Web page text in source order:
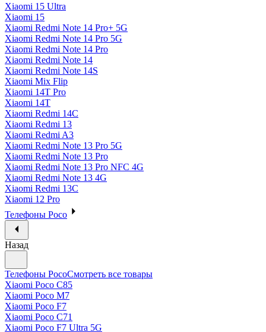
Xiaomi 15 Ultra
Xiaomi 15
Xiaomi Redmi Note 14 Pro+ 5G
Xiaomi Redmi Note 14 Pro 5G
Xiaomi Redmi Note 14 Pro
Xiaomi Redmi Note 14
Xiaomi Redmi Note 14S
Xiaomi Mix Flip
Xiaomi 14T Pro
Xiaomi 14T
Xiaomi Redmi 14C
Xiaomi Redmi 13
Xiaomi Redmi A3
Xiaomi Redmi Note 13 Pro 5G
Xiaomi Redmi Note 13 Pro
Xiaomi Redmi Note 13 Pro NFC 4G
Xiaomi Redmi Note 13 4G
Xiaomi Redmi 13C
Xiaomi 12 Pro
Телефоны Poco
Назад
Телефоны PocoСмотреть все товары
Xiaomi Poco C85
Xiaomi Poco M7
Xiaomi Poco F7
Xiaomi Poco C71
Xiaomi Poco F7 Ultra 5G